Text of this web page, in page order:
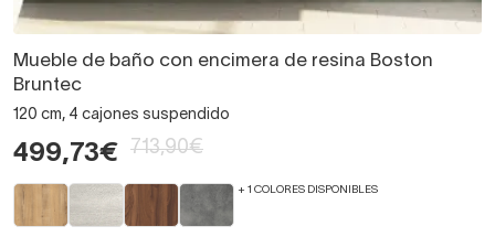
Mueble de baño con encimera de resina Boston
Bruntec
120 cm, 4 cajones suspendido
499,73€ 713,90€
+ 1 COLORES DISPONIBLES